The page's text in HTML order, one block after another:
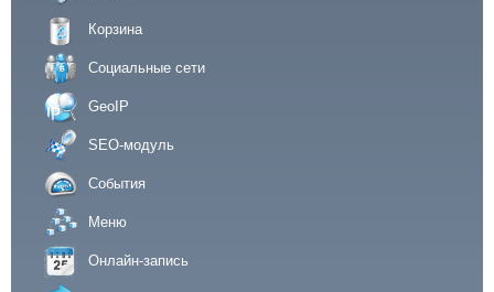
Корзина
Социальные сети
GeoIP
SEO-модуль
События
Меню
Онлайн-запись